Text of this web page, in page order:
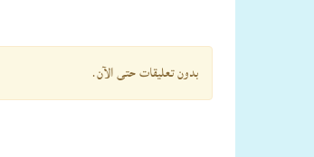
بدون تعليقات حتى الآن.